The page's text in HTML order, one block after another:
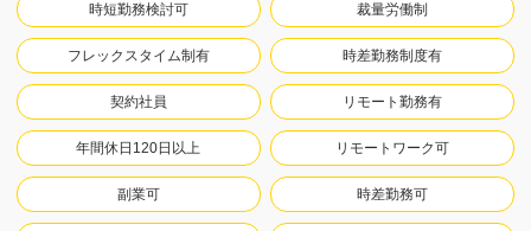
時短勤務検討可 裁量労働制
フレックスタイム制有 時差勤務制度有
契約社員 リモート勤務有
年間休日120日以上 リモートワーク可
副業可 時差勤務可